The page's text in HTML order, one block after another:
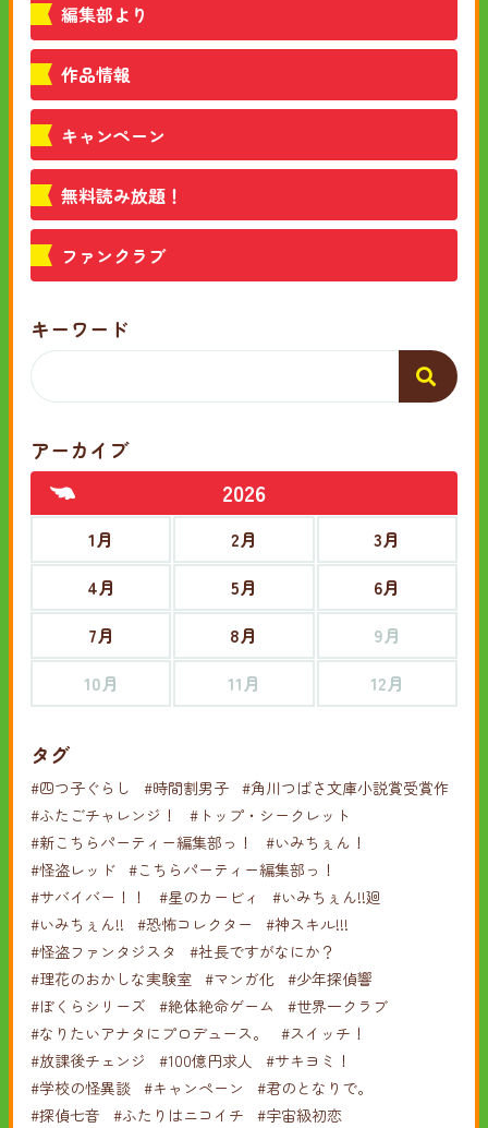
編集部より
作品情報
キャンペーン
無料読み放題！
ファンクラブ
キーワード
アーカイブ
2026
1月 2月
3月
4月
5月
6月
7月
8月
9月
10月
11月 12月
タグ
#四つ子ぐらし #時間割男子 #角川つばさ文庫小説賞受賞作
#ふたごチャレンジ！
#トップ・シークレット
#新こちらパーティー編集部っ！
#いみちぇん！
#怪盗レッド #こちらパーティー編集部っ！
#サバイバー！！
#星のカービィ
#いみちぇん!!廻
#いみちぇん!!
#恐怖コレクター
#神スキル!!!
#怪盗ファンタジスタ
#社長ですがなにか？
#理花のおかしな実験室 #マンガ化 #少年探偵響
#ぼくらシリーズ
#絶体絶命ゲーム
#世界一クラブ
#なりたいアナタにプロデュース。
#スイッチ！
#放課後チェンジ
#100億円求人
#サキヨミ！
#学校の怪異談 #キャンペーン
#君のとなりで。
#探偵七音
#ふたりはニコイチ
#宇宙級初恋